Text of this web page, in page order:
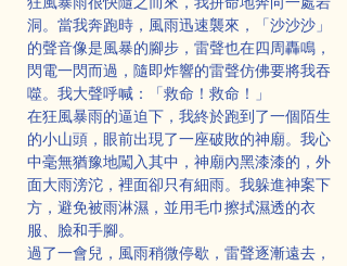
洞。當我奔跑時，風雨迅速襲來，「沙沙沙」
的聲音像是風暴的腳步，雷聲也在四周轟鳴，
閃電一閃而過，隨即炸響的雷聲仿佛要將我吞
噬。我大聲呼喊：「救命！救命！」
在狂風暴雨的逼迫下，我終於跑到了一個陌生
的小山頭，眼前出現了一座破敗的神廟。我心
中毫無猶豫地闖入其中，神廟內黑漆漆的，外
面大雨滂沱，裡面卻只有細雨。我躲進神案下
方，避免被雨淋濕，並用毛巾擦拭濕透的衣
服、臉和手腳。
過了一會兒，風雨稍微停歇，雷聲逐漸遠去，